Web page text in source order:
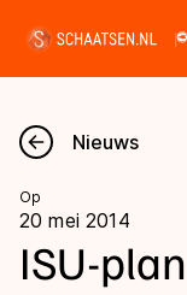
Nieuws
Kalender
Nieuws
Op
20 mei 2014
ISU-